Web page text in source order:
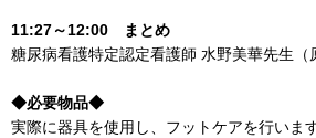
11:27～12:00 まとめ
糖尿病看護特定認定看護師 水野美華先生（
◆必要物品◆
実際に器具を使用し、フットケアを行います